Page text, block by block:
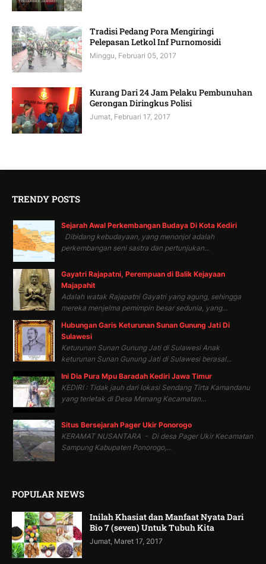
Tradisi Pedang Pora Mengiringi
Pelepasan Letkol Inf Purnomosidi
Minggu, Februari 05, 2017
Kurang Dari 24 Jam Pelaku Pembunuhan
Gerongan Diringkus Polisi
Jumat, Februari 17, 2017
TRENDY POSTS
Sejarah Awal Perkembangan Budaya Di Kota Kediri
Dibidang kebudayaan, yang menonjol adalah
perkembangan seni sastra dan pertunjukan...
Gayatri Rajapatni, Perempuan di Balik Kejayaan
Majapahit
Adalah watak Rajapatni Gayatri yang agung, sehingga
mereka menjelma pemimpin besar sedunia, yang...
Hubungan Garis Keturunan Sunan Gunung Jati Di
Sulawesi
Keturunan Sunan Gunung Jati di Sulawesi Anak
keturunan Sunan Gunung Jati di Sulawesi berasal...
Ini Dia Pura Mpu Baradah Kediri Jawa Timur
KEDIRI : Tidak jauh dari lokasi Sendang Tirta Kamandanu
yang terletak di Desa Menang Kecamatan...
Situs Bersejarah Pager Ukir Ponorogo
KERAMAT NUSANTARA - Di desa Pager Ukir Kecamatan
Sampung Kabupaten Ponorogo,...
POPULAR NEWS
Inilah Khasiat dan Manfaat Nyata Dari
Bio 7 (seven) Untuk Tubuh Kita
Jumat, Maret 17, 2017